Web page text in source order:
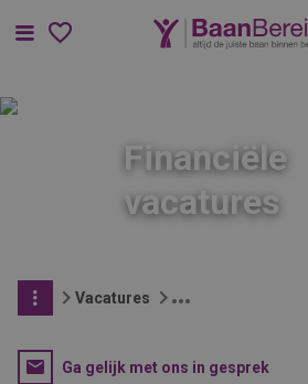
Menu
Financiële
vacatures
Vacatures
Ga gelijk met ons in gesprek